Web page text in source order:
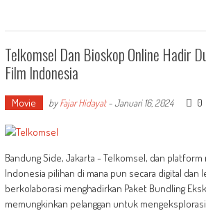
Telkomsel Dan Bioskop Online Hadir
Film Indonesia
Movie byFajar Hidayat-Januari 16, 2024 0
Bandung Side, Jakarta - Telkomsel, dan
Indonesia pilihan di mana pun secara digital dan
berkolaborasi menghadirkan Paket Bundling
memungkinkan pelanggan untuk